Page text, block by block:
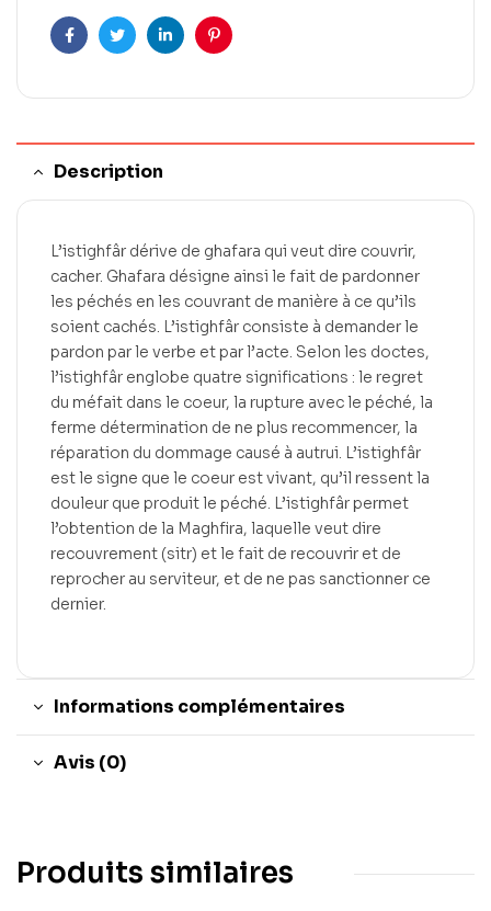
FacebookTwitterLinkedInPinterest
Description
L’istighfâr dérive de ghafara qui veut dire couvrir,
cacher. Ghafara désigne ainsi le fait de pardonner
les péchés en les couvrant de manière à ce qu’ils
soient cachés. L’istighfâr consiste à demander le
pardon par le verbe et par l’acte. Selon les doctes,
l’istighfâr englobe quatre significations : le regret
du méfait dans le coeur, la rupture avec le péché, la
ferme détermination de ne plus recommencer, la
réparation du dommage causé à autrui. L’istighfâr
est le signe que le coeur est vivant, qu’il ressent la
douleur que produit le péché. L’istighfâr permet
l’obtention de la Maghfira, laquelle veut dire
recouvrement (sitr) et le fait de recouvrir et de
reprocher au serviteur, et de ne pas sanctionner ce
dernier.
Informations complémentaires
Avis (0)
Produits similaires